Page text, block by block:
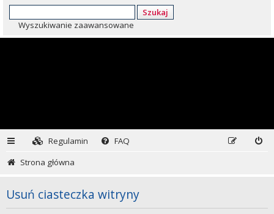
Szukaj
Wyszukiwanie zaawansowane
Regulamin
FAQ
Strona główna
Usuń ciasteczka witryny